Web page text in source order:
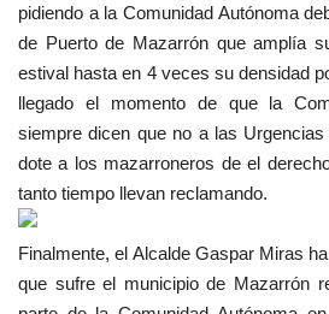
pidiendo a la Comunidad Autónoma
de Puerto de Mazarrón que amplía
estival hasta en 4 veces su densidad
llegado el momento de que la
siempre dicen que no a las
dote a los mazarroneros de el
tanto tiempo llevan reclamando.
Finalmente, el Alcalde Gaspar Miras
que sufre el municipio de Mazarrón